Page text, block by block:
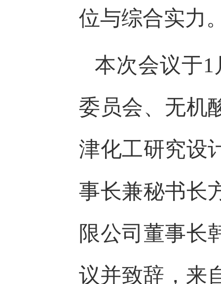
位与综合实力
本次会议于
委员会、无机
津化工研究设
事长兼秘书长
限公司董事长
议并致辞，来